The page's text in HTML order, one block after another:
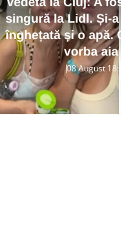
singură la Lidl. Și-
înghețată și o apă.
vorba aia
08 August